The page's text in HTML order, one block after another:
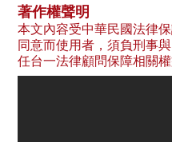
著作權聲明
本文內容受中華民國法律
同意而使用者，須負刑事
任台一法律顧問保障相關權